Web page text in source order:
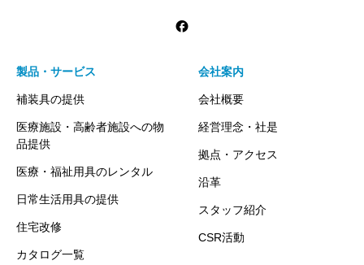
製品・サービス
補装具の提供
医療施設・高齢者施設への物
品提供
医療・福祉用具のレンタル
日常生活用具の提供
住宅改修
カタログ一覧
会社案内
会社概要
経営理念・社是
拠点・アクセス
沿革
スタッフ紹介
CSR活動